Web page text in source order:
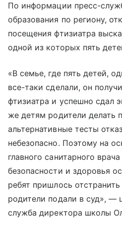
По информации пресс-
образования по региону,
посещения фтизиатра
одной из которых пять
«В семье, где пять детей,
все-таки сделали, он
фтизиатра и успешно сдал
же детям родители делать
альтернативные тесты
небезопасно. Поэтому на
главного санитарного
безопасности и здоровья
ребят пришлось
родители подали в суд», —
служба директора школы